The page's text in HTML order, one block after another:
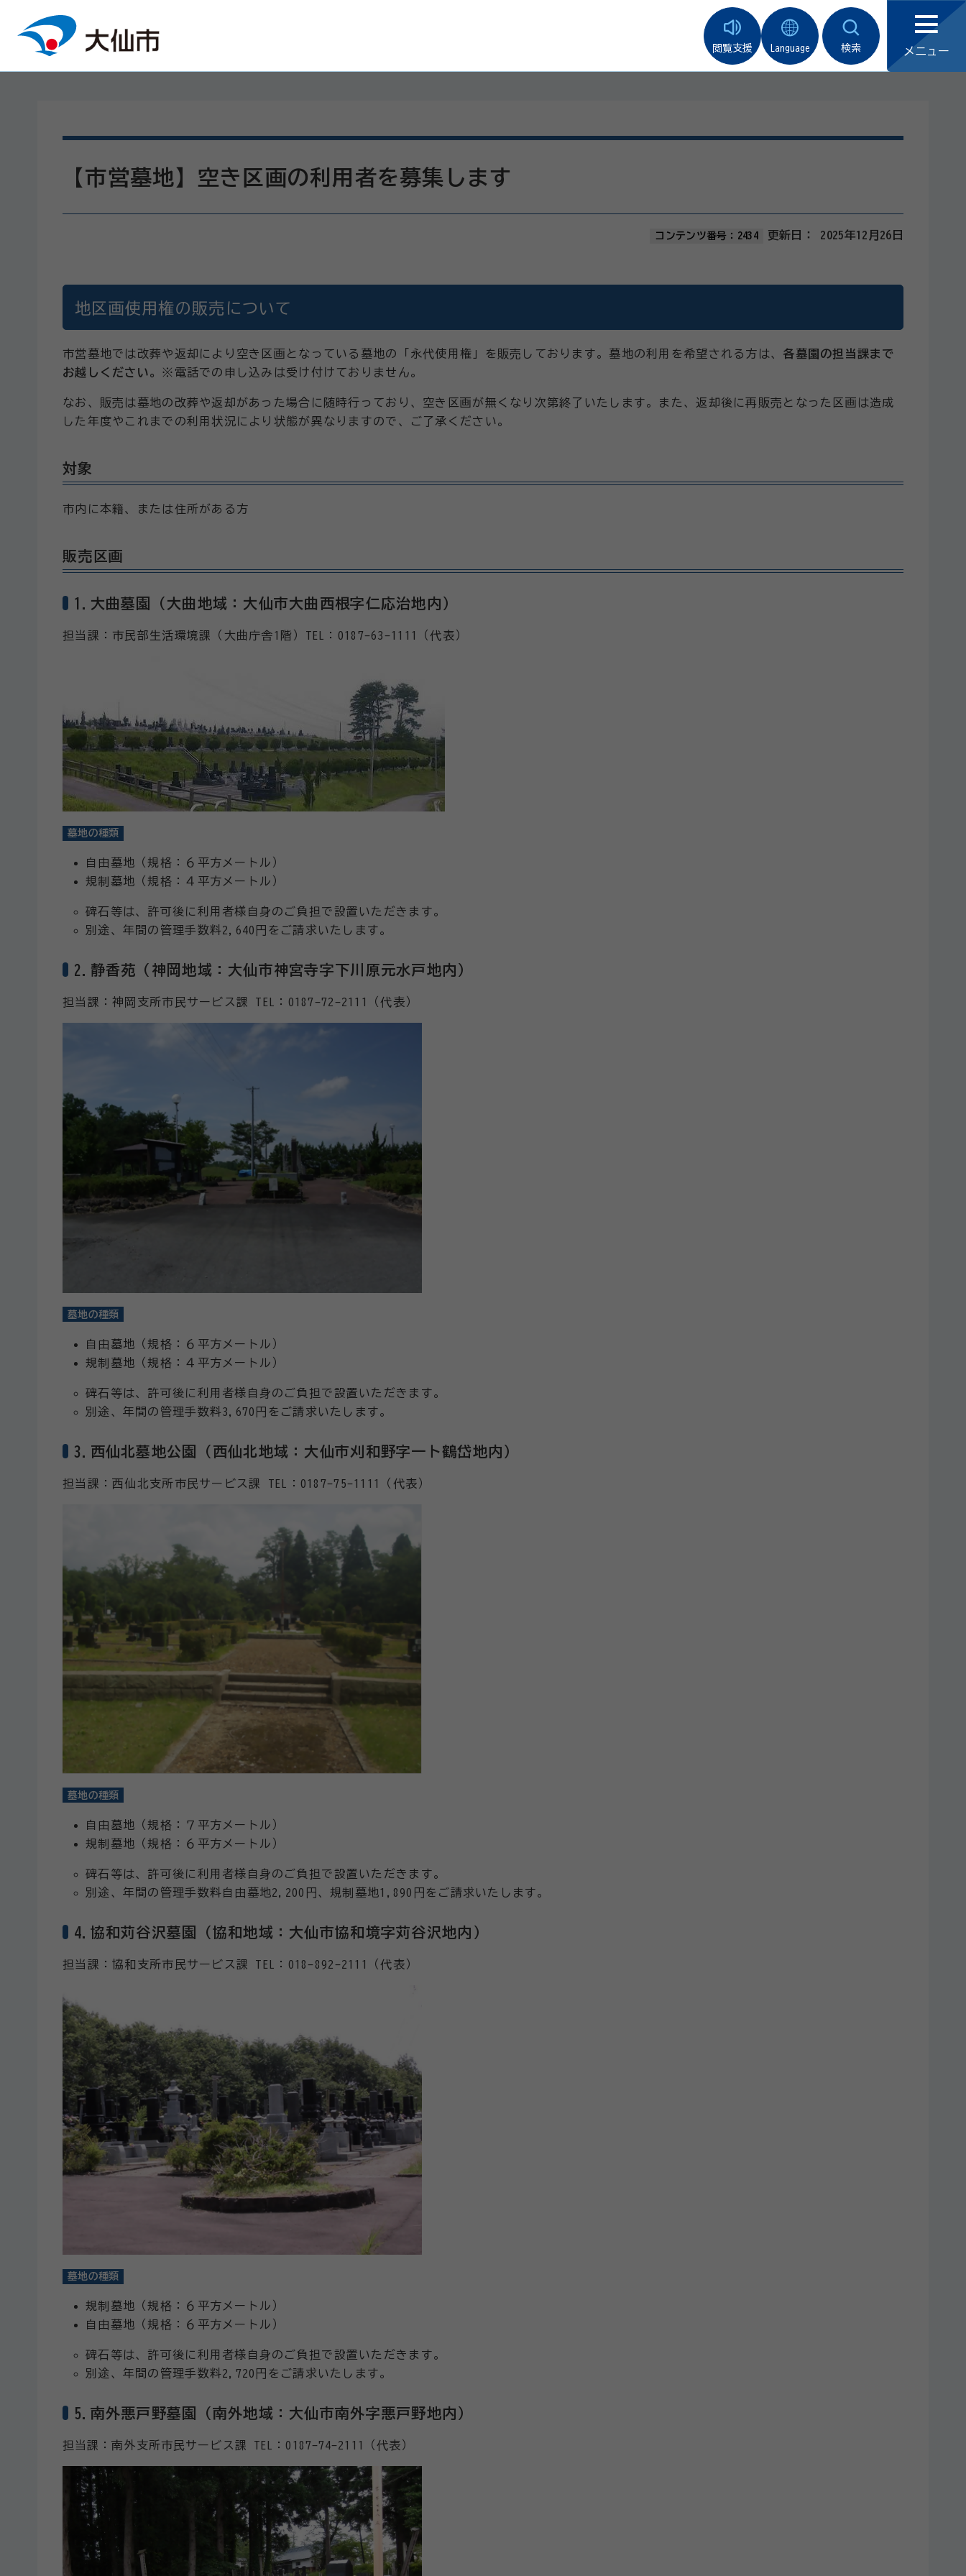
メニュー
検索
閲覧支援 Language
【市営墓地】空き区画の利用者を募集します
コンテンツ番号：2434 更新日： 2025年12月26日
地区画使用権の販売について
市営墓地では改葬や返却により空き区画となっている墓地の「永代使用権」を販売しております。墓地の利用を希望される方は、 各墓園の担当課まで
お越しください。 ※電話での申し込みは受け付けておりません。
なお、販売は墓地の改葬や返却があった場合に随時行っており、空き区画が無くなり次第終了いたします。また、返却後に再販売となった区画は造成
した年度やこれまでの利用状況により状態が異なりますので、ご了承ください。
対象
市内に本籍、または住所がある方
販売区画
1.大曲墓園（大曲地域：大仙市大曲西根字仁応治地内）
担当課：市民部生活環境課（大曲庁舎1階）TEL：0187-63-1111（代表）
墓地の種類
自由墓地（規格：６平方メートル）
規制墓地（規格：４平方メートル）
碑石等は、許可後に利用者様自身のご負担で設置いただきます。
別途、年間の管理手数料2,640円をご請求いたします。
2.静香苑（神岡地域：大仙市神宮寺字下川原元水戸地内）
担当課：神岡支所市民サービス課 TEL：0187-72-2111（代表）
墓地の種類
自由墓地（規格：６平方メートル）
規制墓地（規格：４平方メートル）
碑石等は、許可後に利用者様自身のご負担で設置いただきます。
別途、年間の管理手数料3,670円をご請求いたします。
3.西仙北墓地公園（西仙北地域：大仙市刈和野字一ト鶴岱地内）
担当課：西仙北支所市民サービス課 TEL：0187-75-1111（代表）
墓地の種類
自由墓地（規格：７平方メートル）
規制墓地（規格：６平方メートル）
碑石等は、許可後に利用者様自身のご負担で設置いただきます。
別途、年間の管理手数料自由墓地2,200円、規制墓地1,890円をご請求いたします。
4.協和苅谷沢墓園（協和地域：大仙市協和境字苅谷沢地内）
担当課：協和支所市民サービス課 TEL：018-892-2111（代表）
墓地の種類
規制墓地（規格：６平方メートル）
自由墓地（規格：６平方メートル）
碑石等は、許可後に利用者様自身のご負担で設置いただきます。
別途、年間の管理手数料2,720円をご請求いたします。
5.南外悪戸野墓園（南外地域：大仙市南外字悪戸野地内）
担当課：南外支所市民サービス課 TEL：0187-74-2111（代表）